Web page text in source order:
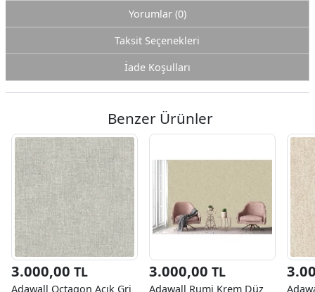
Yorumlar (0)
Taksit Seçenekleri
İade Koşulları
Benzer Ürünler
3.000,00 TL
Adawall Octagon Açık Gri
3.000,00 TL
Adawall Rumi Krem Düz